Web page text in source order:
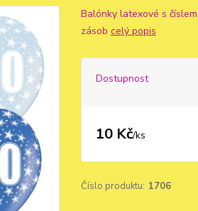
Balónky latexové s
zásob celý popis
Dostupnost
10 Kč/ks
Číslo produktu: 1706